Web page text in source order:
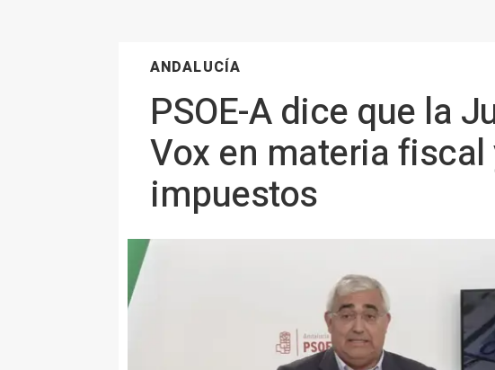
ANDALUCÍA
PSOE-A dice que la
Vox en materia
impuestos